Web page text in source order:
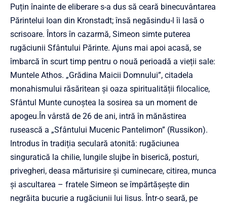
Puțin înainte de eliberare s-a dus să ceară binecuvântarea
Părintelui Ioan din Kronstadt; însă negăsindu-l îi lasă o
scrisoare. Întors în cazarmă, Simeon simte puterea
rugăciunii Sfântului Părinte. Ajuns mai apoi acasă, se
îmbarcă în scurt timp pentru o nouă perioadă a vieții sale:
Muntele Athos. „Grădina Maicii Domnului”, citadela
monahismului răsăritean și oaza spiritualității filocalice,
Sfântul Munte cunoștea la sosirea sa un moment de
apogeu.În vârstă de 26 de ani, intră în mănăstirea
rusească a „Sfântului Mucenic Pantelimon” (Russikon).
Introdus în tradiția seculară atonită: rugăciunea
singuratică la chilie, lungile slujbe în biserică, posturi,
privegheri, deasa mărturisire și cuminecare, citirea, munca
și ascultarea – fratele Simeon se împărtășește din
negrăita bucurie a rugăciunii lui Iisus. Într-o seară, pe